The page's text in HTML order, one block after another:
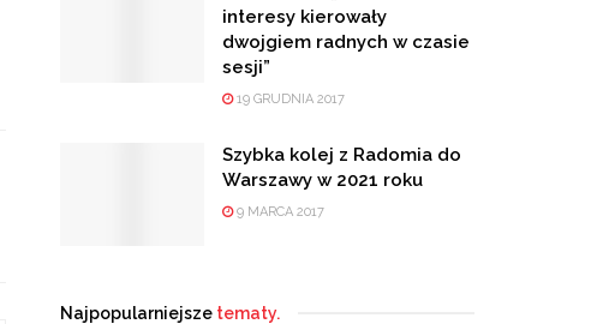
interesy kierowały
dwojgiem radnych w czasie
sesji”
19 GRUDNIA 2017
Szybka kolej z Radomia do
Warszawy w 2021 roku
9 MARCA 2017
Najpopularniejsze tematy.